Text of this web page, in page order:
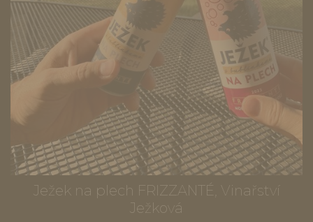
Ježek na plech FRIZZANTÉ, Vinařství
Ježková